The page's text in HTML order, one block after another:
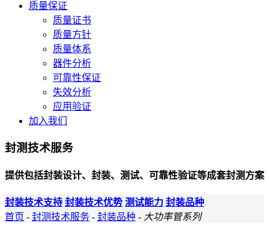
质量保证
质量证书
质量方针
质量体系
器件分析
可靠性保证
失效分析
应用验证
加入我们
封测技术服务
提供包括封装设计、封装、测试、可靠性验证等成套封测方案
封装技术支持 封装技术优势 测试能力 封装品种
首页 - 封测技术服务 - 封装品种 - 大功率管系列